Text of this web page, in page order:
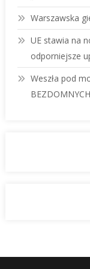
Warszawska
UE stawia na
odporniejsze
Weszła pod